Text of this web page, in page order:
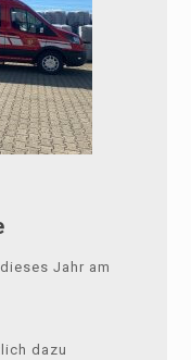
Jahr am
dazu